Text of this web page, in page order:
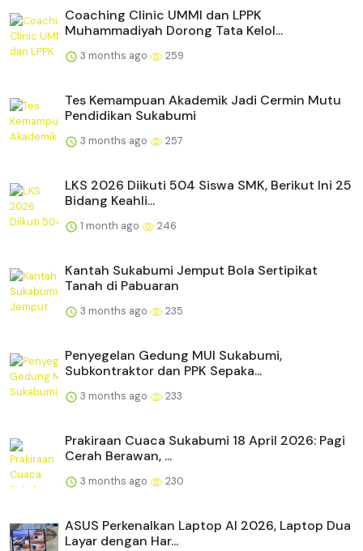
Coaching Clinic UMMI dan LPPK
Muhammadiyah Dorong Tata Kelol...
3 months ago 259
Tes Kemampuan Akademik Jadi Cermin Mutu
Pendidikan Sukabumi
3 months ago 257
LKS 2026 Diikuti 504 Siswa SMK, Berikut Ini 25
Bidang Keahli...
1 month ago 246
Kantah Sukabumi Jemput Bola Sertipikat
Tanah di Pabuaran
3 months ago 235
Penyegelan Gedung MUI Sukabumi,
Subkontraktor dan PPK Sepaka...
3 months ago 233
Prakiraan Cuaca Sukabumi 18 April 2026: Pagi
Cerah Berawan, ...
3 months ago 230
ASUS Perkenalkan Laptop AI 2026, Laptop Dua
Layar dengan Har...